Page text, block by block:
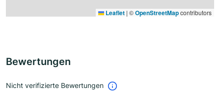
Leaflet | ©OpenStreetMapcontributors
Bewertungen
Nicht verifizierte Bewertungen